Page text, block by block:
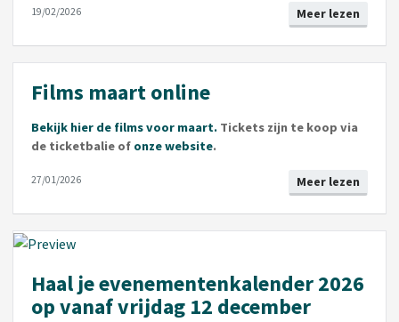
Meer lezen
19/02/2026
Films maart online
Bekijk hier de films voor maart. Tickets zijn te koop via
de ticketbalie of onze website.
Meer lezen
27/01/2026
Haal je evenementenkalender 2026
op vanaf vrijdag 12 december